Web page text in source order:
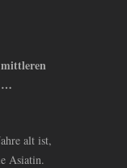
…
alt ist,
Asiatin.